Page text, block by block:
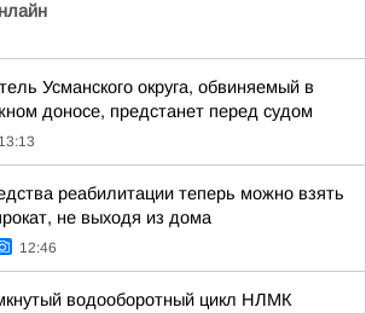
Усманского округа, обвиняемый в
доносе, предстанет перед судом
13:13
реабилитации теперь можно взять
не выходя из дома
12:46
водооборотный цикл НЛМК